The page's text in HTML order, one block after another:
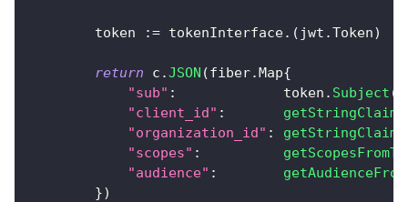
        token
:= tokenInterface. ( jwt .Token)
return c .JSON (fiber.Map{
"sub" :
             token
. Subject (
"client_id" : getStringClaim
"organization_id" : getStringClaim
"scopes" :
"audience" :
})